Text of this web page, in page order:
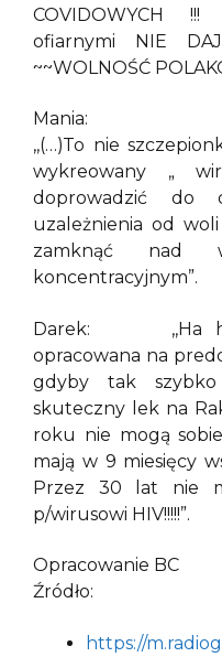
COVIDOWYCH
ofiarnymi NIE
~~WOLNOŚĆ
Mania:
,,(…)To nie
wykreowany „
doprowadzić do
uzależnienia od
zamknąć nad
koncentracyjnym”.
Darek: ,,Ha ha,
opracowana na
gdyby tak
skuteczny lek na
roku nie mogą
mają w 9 miesięcy
Przez 30 lat nie
p/wirusowi HIV!!!!!”.
Opracowanie BC
Źródło:
https://